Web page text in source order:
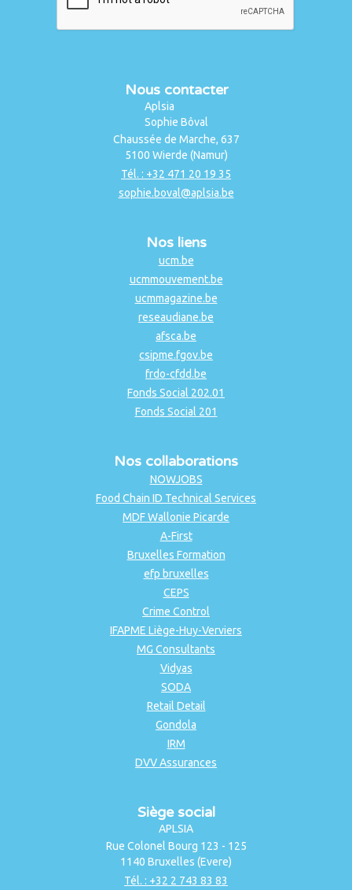
Nous contacter
Aplsia
Sophie Bôval
Chaussée de Marche, 637
5100 Wierde (Namur)
Tél. : +32 471 20 19 35
sophie.boval@aplsia.be
Nos liens
ucm.be
ucmmouvement.be
ucmmagazine.be
reseaudiane.be
afsca.be
csipme.fgov.be
frdo-cfdd.be
Fonds Social 202.01
Fonds Social 201
Nos collaborations
NOWJOBS
Food Chain ID Technical Services
MDF Wallonie Picarde
A-First
Bruxelles Formation
efp bruxelles
CEPS
Crime Control
IFAPME Liège-Huy-Verviers
MG Consultants
Vidyas
SODA
Retail Detail
Gondola
IRM
DVV Assurances
Siège social
APLSIA
Rue Colonel Bourg 123 - 125
1140 Bruxelles (Evere)
Tél. : +32 2 743 83 83